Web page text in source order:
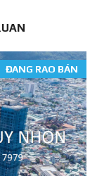
ĐANG RAO BÁN